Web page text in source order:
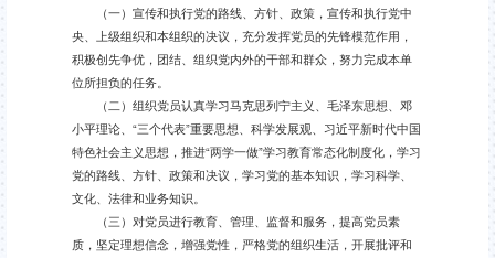
（一）宣传和执行党的路线、方针、政策，宣传和执行党中
央、上级组织和本组织的决议，充分发挥党员的先锋模范作用，
积极创先争优，团结、组织党内外的干部和群众，努力完成本单
位所担负的任务。
（二）组织党员认真学习马克思列宁主义、毛泽东思想、邓
小平理论、“三个代表”重要思想、科学发展观、习近平新时代中国
特色社会主义思想，推进“两学一做”学习教育常态化制度化，学习
党的路线、方针、政策和决议，学习党的基本知识，学习科学、
文化、法律和业务知识。
（三）对党员进行教育、管理、监督和服务，提高党员素
质，坚定理想信念，增强党性，严格党的组织生活，开展批评和